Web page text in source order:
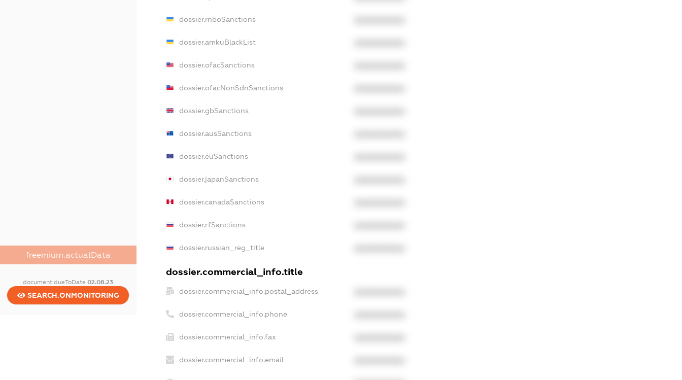
freemium.actualData
document.dueToDate02.08.23
SEARCH.ONMONITORING
dossier.rnboSanctions
dossier.amkuBlackList
dossier.ofacSanctions
dossier.ofacNonSdnSanctions
dossier.gbSanctions
dossier.ausSanctions
dossier.euSanctions
dossier.japanSanctions
dossier.canadaSanctions
dossier.rfSanctions
dossier.russian_reg_title
dossier.commercial_info.title
dossier.commercial_info.postal_address
dossier.commercial_info.phone
dossier.commercial_info.fax
dossier.commercial_info.email